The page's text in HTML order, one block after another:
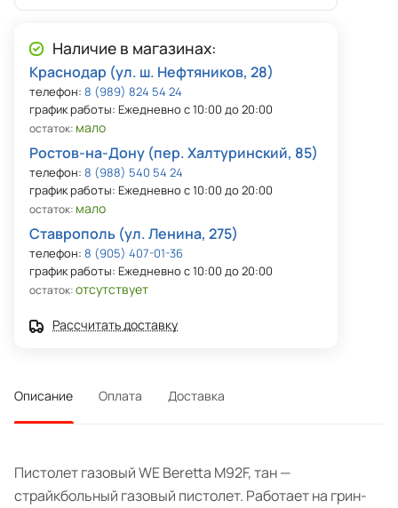
Наличие в магазинах:
Краснодар (ул. ш. Нефтяников, 28)
телефон: 8 (989) 824 54 24
график работы: Ежедневно с 10:00 до 20:00
остаток: мало
Ростов-на-Дону (пер. Халтуринский, 85)
телефон: 8 (988) 540 54 24
график работы: Ежедневно с 10:00 до 20:00
остаток: мало
Ставрополь (ул. Ленина, 275)
телефон: 8 (905) 407-01-36
график работы: Ежедневно с 10:00 до 20:00
остаток:отсутствует
Рассчитать доставку
Описание Оплата Доставка
Пистолет газовый WE Beretta M92F, тан —
страйкбольный газовый пистолет. Работает на грин-